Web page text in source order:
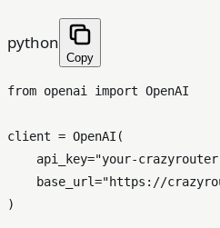
python
Copy
from openai import OpenAI
client = OpenAI(
    api_key=
"your-
    base_url=
"https://
)